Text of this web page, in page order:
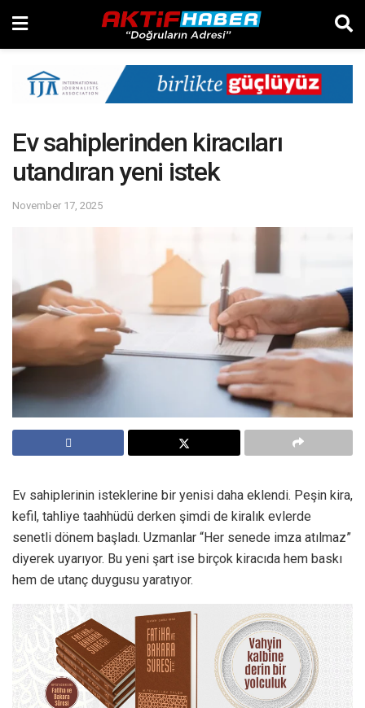
Ev sahiplerinden kiracıları
utandıran yeni istek
November 17, 2025
Ev sahiplerinin isteklerine bir yenisi daha eklendi. Peşin kira,
kefil, tahliye taahhüdü derken şimdi de kiralık evlerde
senetli dönem başladı. Uzmanlar “Her senede imza atılmaz”
diyerek uyarıyor. Bu yeni şart ise birçok kiracıda hem baskı
hem de utanç duygusu yaratıyor.